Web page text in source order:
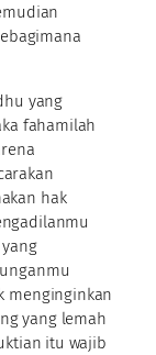
yang
fahamilah
hak
menginginkan
yang lemah
itu wajib